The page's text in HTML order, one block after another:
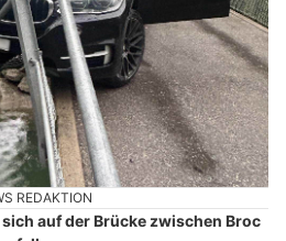
REDAKTION
auf der Brücke zwischen Broc